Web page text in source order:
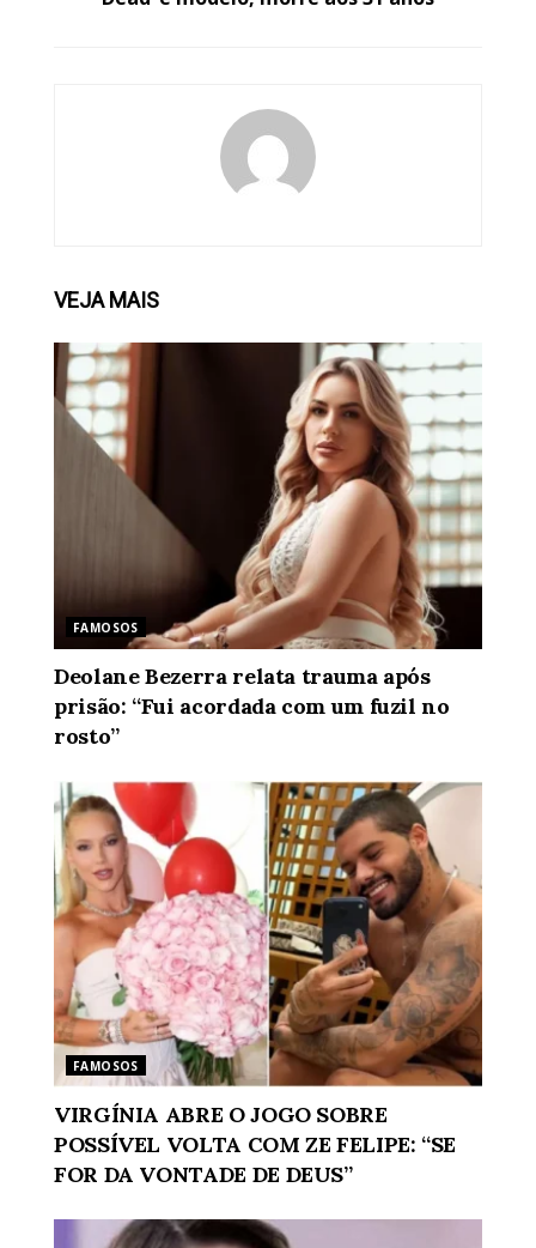
VEJAMAIS
FAMOSOS
Deolane Bezerra relata trauma após
prisão: “Fui acordada com um fuzil no
rosto”
FAMOSOS
VIRGÍNIA ABRE O JOGO SOBRE
POSSÍVEL VOLTA COM ZE FELIPE: “SE
FOR DA VONTADE DE DEUS”